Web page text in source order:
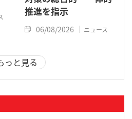
推進を指示
06/08/2026 ニュース
っと見る